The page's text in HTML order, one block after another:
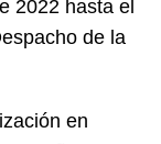
2022 hasta el
de la
en